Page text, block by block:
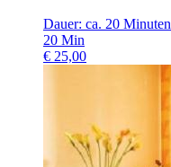
Dauer: ca. 20 Minuten
20 Min
€ 25,00